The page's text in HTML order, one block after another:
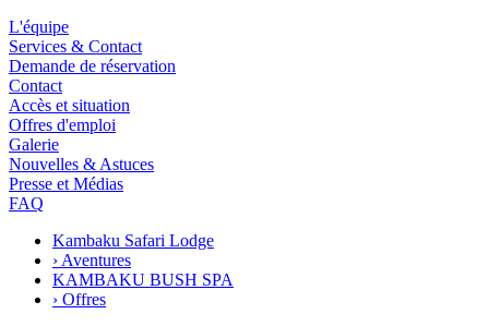
L'équipe
Services & Contact
Demande de réservation
Contact
Accès et situation
Offres d'emploi
Galerie
Nouvelles & Astuces
Presse et Médias
FAQ
Kambaku Safari Lodge
› Aventures
KAMBAKU BUSH SPA
› Offres